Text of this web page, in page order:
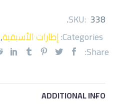
SKU: 338
.
Categories: إطارات الأسبقية,
Share:
ADDITIONAL INFO